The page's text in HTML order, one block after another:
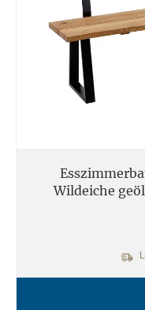
Wildeiche